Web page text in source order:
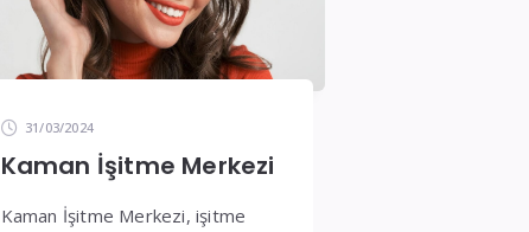
31/03/2024
Kaman İşitme Merkezi
Kaman İşitme Merkezi, işitme